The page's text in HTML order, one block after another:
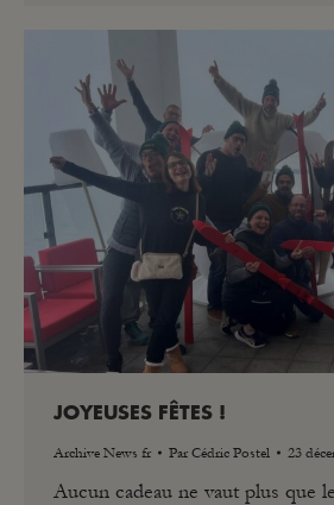
JOYEUSES FÊTES !
Archive News fr Par Cédric Postel 23
Aucun cadeau ne vaut plus que